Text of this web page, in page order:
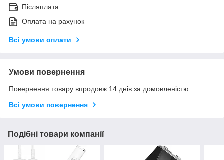
Післяплата
Оплата на рахунок
Всі умови оплати
Умови повернення
Повернення товару впродовж 14 днів за домовленістю
Всі умови повернення
Подібні товари компанії